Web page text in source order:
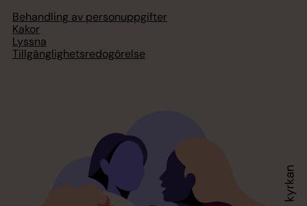
Behandling av personuppgifter
Kakor
Lyssna
Tillgänglighetsredogörelse